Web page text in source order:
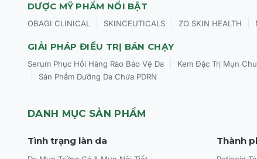
DƯỢC MỸ PHẨM NỔI BẬT
OBAGI CLINICAL SKINCEUTICALS ZO SKIN HEALTH
GIẢI PHÁP ĐIỀU TRỊ BÁN CHẠY
Serum Phục Hồi Hàng Rào Bảo Vệ Da Kem Đặc Trị Mụn
Sản Phẩm Dưỡng Da Chứa PDRN
DANH MỤC SẢN PHẨM
Tình trạng làn da Thành